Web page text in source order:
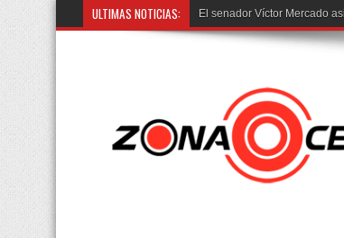
ULTIMAS NOTICIAS: El senador Víctor Mercado